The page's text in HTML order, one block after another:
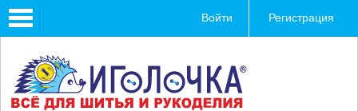
Toggle
navigation
Войти Регистрация